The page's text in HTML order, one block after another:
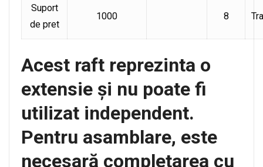
Suport
de pret
1000 8
Acest raft reprezinta o
extensie și nu poate fi
utilizat independent.
Pentru asamblare, este
necesară completarea cu